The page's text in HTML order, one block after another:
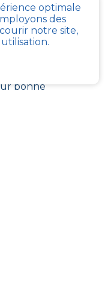
,il faut s’adresser
de la commune
commune
jour et à disposition
Les services
de rassembler et
documents
bonne
optimale
des
notre site,